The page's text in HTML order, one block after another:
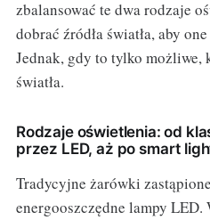
zbalansować te dwa rodzaje
dobrać źródła światła, aby
Jednak, gdy to tylko możliwe,
światła.
Rodzaje oświetlenia: od
przez LED, aż po smart
Tradycyjne żarówki
energooszczędne lampy